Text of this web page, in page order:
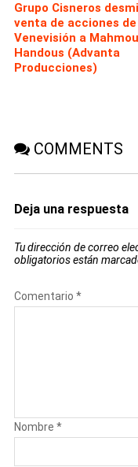
Grupo Cisneros
venta de acciones de
Venevisión a
Handous (Advanta
Producciones)
COMMENTS
Deja una respuesta
Tu dirección de correo
obligatorios están
Comentario *
Nombre *